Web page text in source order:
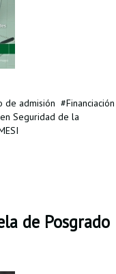
de admisión
Financiación
Seguridad de la
de Posgrado